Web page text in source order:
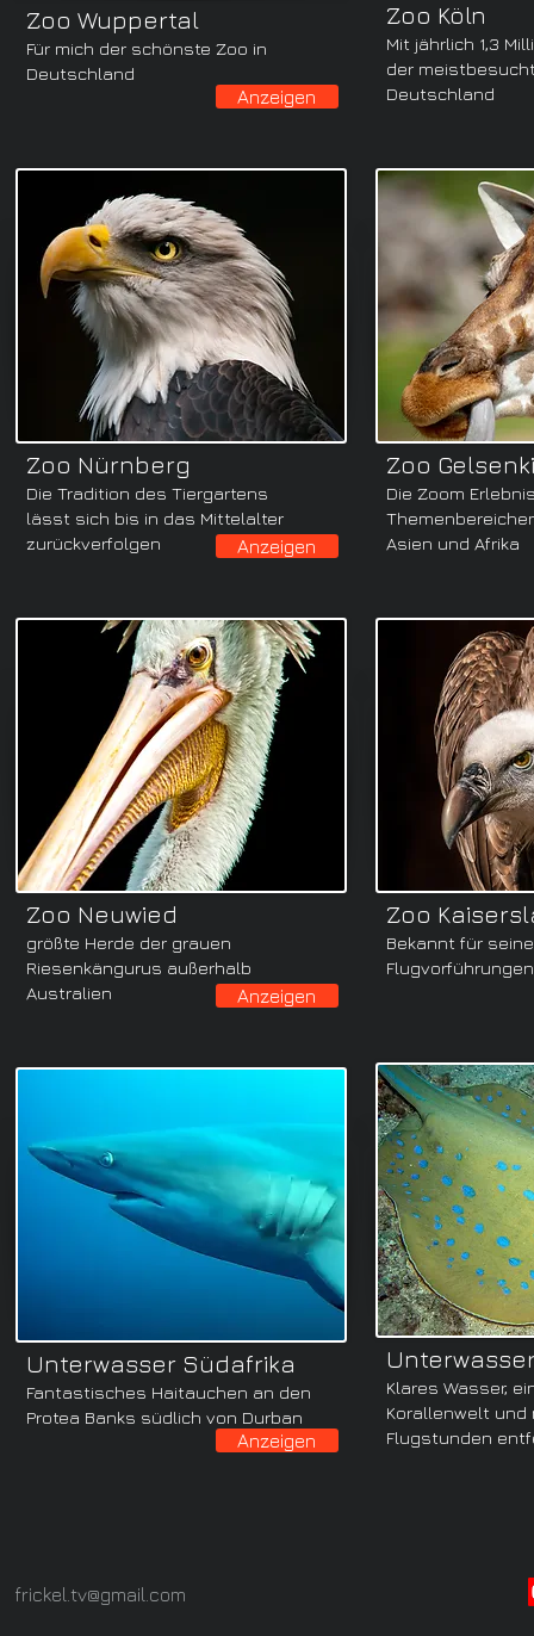
Zoo Wuppertal
Für mich der schönste Zoo in
Deutschland
Anzeigen
Zoo Nürnberg
Die Tradition des Tiergartens
lässt sich bis in das Mittelalter
zurückverfolgen
Anzeigen
Zoo Neuwied
größte Herde der grauen
Riesenkängurus außerhalb
Australien
Anzeigen
Unterwasser Südafrika
Fantastisches Haitauchen an den
Protea Banks südlich von Durban
Anzeigen
Zoo Köln
Mit jährlich 1,3
der
Deutschland
Zoo
Die Zoom
Asien und Afrika
Zoo
Bekannt für
Flugvorführungen
Klares Wasser,
Korallenwelt und
Flugstunden
frickel.tv@gmail.com